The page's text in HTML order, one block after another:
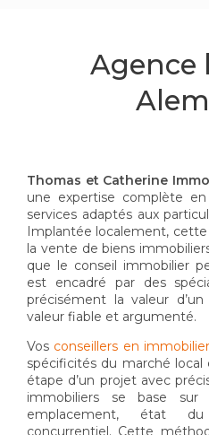
Agence
Thomas et Catherine
une expertise complète
services adaptés aux
Implantée localement, cette
la vente de biens
que le conseil immobilier
est encadré par des
précisément la valeur
valeur fiable et argumenté.
Vos conseillers en
spécificités du marché
étape d’un projet avec
immobiliers se base
emplacement, état
concurrentiel. Cette